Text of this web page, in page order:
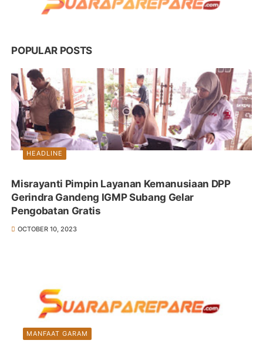
POPULAR POSTS
HEADLINE
Misrayanti Pimpin Layanan Kemanusiaan DPP
Gerindra Gandeng IGMP Subang Gelar
Pengobatan Gratis
OCTOBER 10, 2023
MANFAAT GARAM